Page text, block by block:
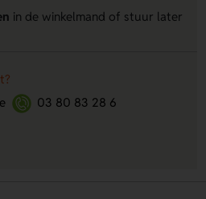
in de winkelmand of stuur later
03 80 83 28 6